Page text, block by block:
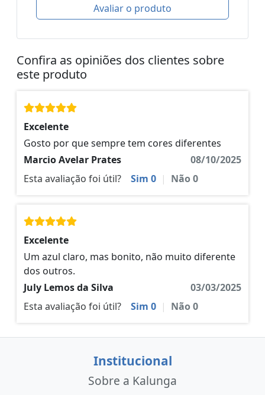
Avaliar o produto
Confira as opiniões dos clientes sobre
este produto
Excelente
Gosto por que sempre tem cores diferentes
Marcio Avelar Prates
08/10/2025
Esta avaliação foi útil?
Sim 0 | Não0
Excelente
Um azul claro, mas bonito, não muito diferente
dos outros.
July Lemos da Silva
03/03/2025
Esta avaliação foi útil?
Sim 0 | Não0
Institucional
Sobre a Kalunga